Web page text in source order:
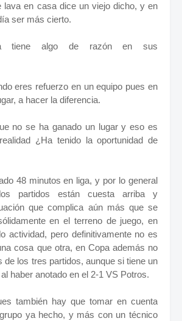
lava en casa dice un viejo dicho, y en
ser más cierto.
tiene algo de razón en sus
eres refuerzo en un equipo pues en
a hacer la diferencia.
no se ha ganado un lugar y eso es
¿Ha tenido la oportunidad de
48 minutos en liga, y por lo general
partidos están cuesta arriba y
que complica aún más que se
en el terreno de juego, en
actividad, pero definitivamente no es
cosa que otra, en Copa además no
de los tres partidos, aunque si tiene un
haber anotado en el 2-1 VS Potros.
también hay que tomar en cuenta
ya hecho, y más con un técnico